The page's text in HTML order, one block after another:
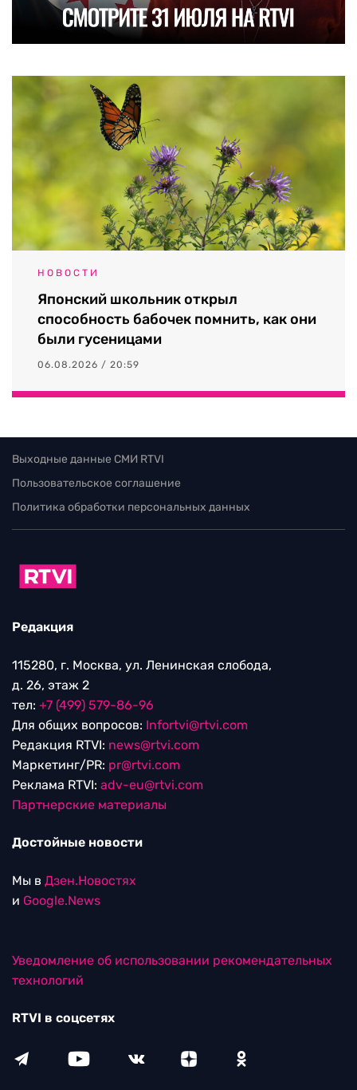
НОВОСТИ
Японский школьник открыл
способность бабочек помнить, как они
были гусеницами
06.08.2026 / 20:59
Выходные данные СМИ RTVI
Пользовательское соглашение
Политика обработки персональных данных
Редакция
115280, г. Москва, ул. Ленинская слобода,
д. 26, этаж 2
тел: +7 (499) 579-86-96
Для общих вопросов: Infortvi@rtvi.com
Редакция RTVI: news@rtvi.com
Маркетинг/PR: pr@rtvi.com
Реклама RTVI: adv-eu@rtvi.com
Партнерские материалы
Достойные новости
Мы в Дзен.Новостях
и Google.News
Уведомление об использовании рекомендательных
технологий
RTVI в соцсетях